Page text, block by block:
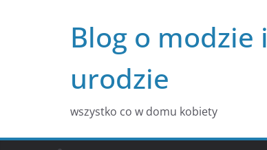
Blog o modzie i
urodzie
wszystko co w domu kobiety